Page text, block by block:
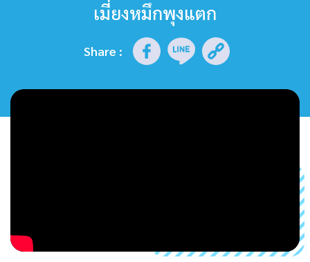
รายการย้อนหลัง
เมี่ยงหมึกพุงแตก
Share :